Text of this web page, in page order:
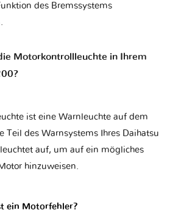
des Bremssystems
Motorkontrollleuchte in Ihrem
ist eine Warnleuchte auf dem
Teil des Warnsystems Ihres Daihatsu
auf, um auf ein mögliches
hinzuweisen.
ein Motorfehler?